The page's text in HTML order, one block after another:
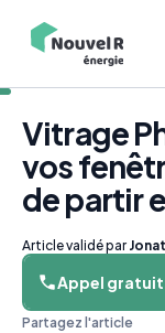
Vitrage
vos
de partir
Article validé par
Appel gratuit
Partagez l'article